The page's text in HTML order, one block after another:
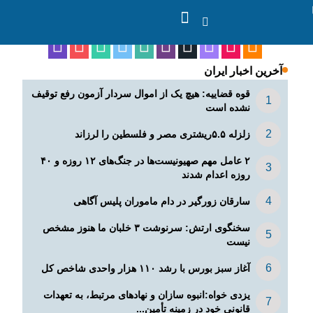
ما را در شبکه های اجتماعی دنبال کنید
آخرین اخبار ایران
قوه قضاییه: هیچ یک از اموال سردار آزمون رفع توقیف
نشده است
زلزله ۵.۵ریشتری مصر و فلسطین را لرزاند
۲ عامل مهم صهیونیست‌ها در جنگ‌های ۱۲ روزه و ۴۰
روزه اعدام شدند
سارقان زورگیر در دام ماموران پلیس آگاهی
سخنگوی ارتش: سرنوشت ۳ خلبان ما هنوز مشخص
نیست
آغاز سبز بورس با رشد ۱۱۰ هزار واحدی شاخص کل
یزدی خواه:انبوه سازان و نهادهای مرتبط، به تعهدات
قانونی خود در زمینه تأمین...